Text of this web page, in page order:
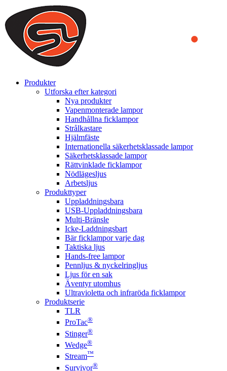
We use cookies to ensure that we provide you the best experience
on our website. By continuing to browse this website, you accept
that cookies are used to help us analyze how the website is used and
to offer you a better experience. To learn more or to find out how
you can disable cookies, you can access our
Produkter
Utforska efter kategori
Nya produkter
Vapenmonterade lampor
Handhållna ficklampor
Strålkastare
Hjälmfäste
Internationella säkerhetsklassade lampor
Säkerhetsklassade lampor
Rättvinklade ficklampor
Nödlägesljus
Arbetsljus
Produkttyper
Uppladdningsbara
USB-Uppladdningsbara
Multi-Bränsle
Icke-Laddningsbart
Bär ficklampor varje dag
Taktiska ljus
Hands-free lampor
Pennljus & nyckelringljus
Ljus för en sak
Äventyr utomhus
Ultravioletta och infraröda ficklampor
Produktserie
TLR
ProTac®
Stinger®
Wedge®
Stream™
Survivor®